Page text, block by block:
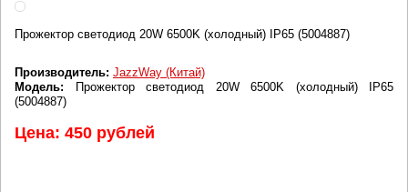
Прожектор светодиод 20W 6500K (холодный) IP65 (5004887)
Производитель: JazzWay (Китай)
Модель: Прожектор светодиод 20W 6500K (холодный) IP65
(5004887)
Цена: 450 рублей